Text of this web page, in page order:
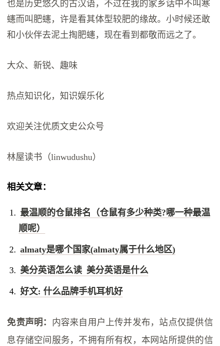
也是历史悠久的古汉语，不过在我的家乡话中不叫寒
䘆而叫肥䘆，许是看其体型较肥的缘故。小时候还敢
和小伙伴去泥土掏肥䘆，现在看到都敬而远之了。
大众、新锐、趣味
热点知识化，知识娱乐化
欢迎关注优质文史公众号
林屋读书（linwudushu）
相关文章：
最温顺的仓鼠排名（仓鼠有多少种类?哪一种最温
顺呢）
almaty是哪个国家(almaty属于什么地区)
美分英语怎么读 美分英语是什么
好文: 什么品牌手机耳机好
免责声明： 内容来自用户上传并发布，站点仅提供信
息存储空间服务，不拥有所有权，本网站所提供的信